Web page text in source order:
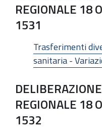
REGIONALE 18
1531
Trasferimenti
sanitaria -
REGIONALE 18
1532